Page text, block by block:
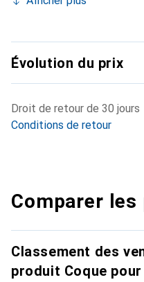
Évolution du prix
Droit de retour de 30 jours
Conditions de retour
Comparer
Classement des
produit Coque